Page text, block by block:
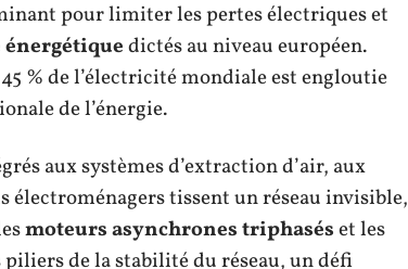
pour limiter les pertes électriques et
énergétiquedictés au niveau européen.
% de l’électricité mondiale est engloutie
de l’énergie.
aux systèmes d’extraction d’air, aux
électroménagers tissent un réseau invisible,
moteurs asynchrones triphaséset les
piliers de la stabilité du réseau, un défi